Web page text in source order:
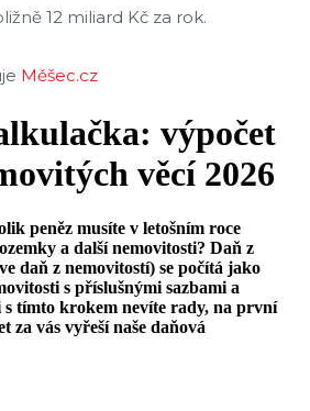
12 miliard Kč za rok.
Měšec.cz